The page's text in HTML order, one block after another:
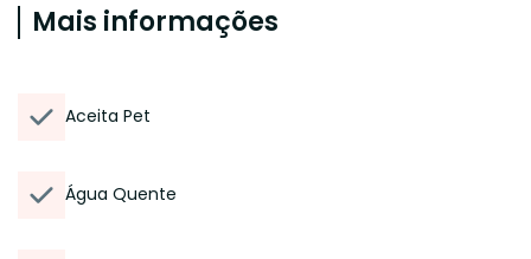
Mais informações
Aceita Pet
Água Quente